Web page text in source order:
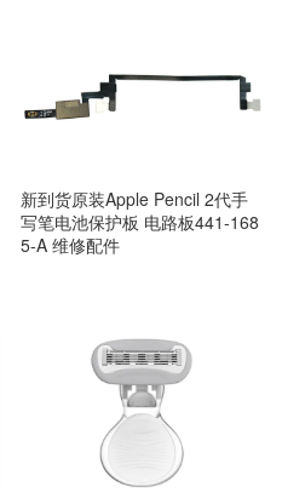
新到货原装Apple Pencil 2代手
写笔电池保护板 电路板441-168
5-A 维修配件